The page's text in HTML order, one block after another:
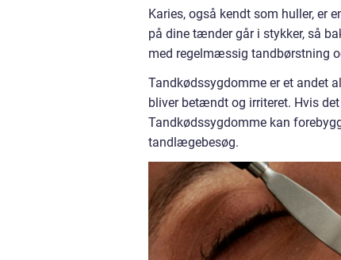
Karies, også kendt som huller, er
på dine tænder går i stykker, så
med regelmæssig tandbørstning
Tandkødssygdomme er et andet
bliver betændt og irriteret. Hvis
Tandkødssygdomme kan
tandlægebesøg.